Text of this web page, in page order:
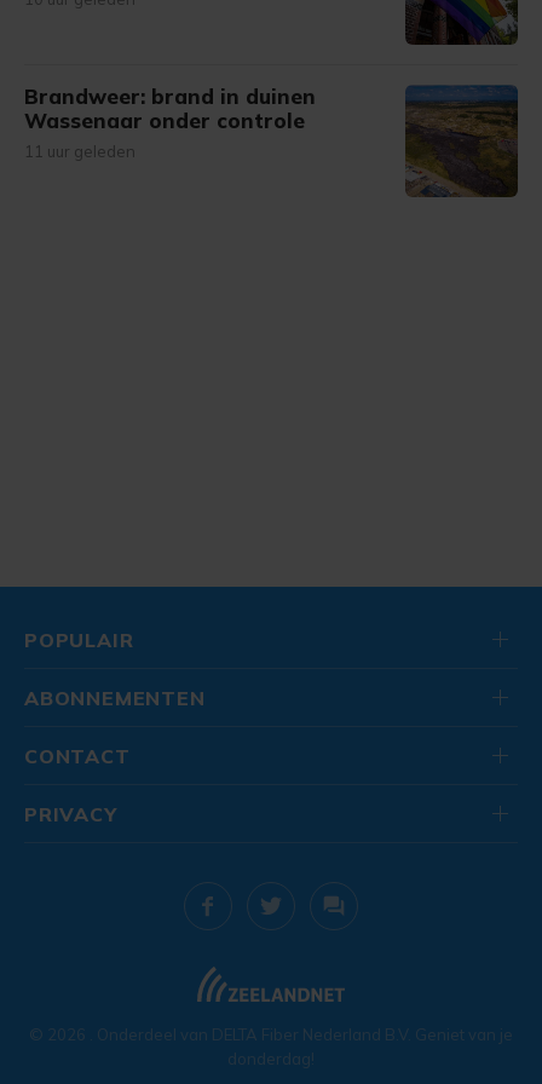
Brandweer: brand in duinen
Wassenaar onder controle
11 uur geleden
POPULAIR
ABONNEMENTEN
CONTACT
© 2026 . Onderdeel van DELTA Fiber Nederland B.V. Geniet van je
donderdag!
PRIVACY